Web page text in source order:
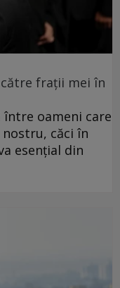
frații mei în
oameni care
căci în
esențial din